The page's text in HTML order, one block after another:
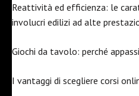
Reattività ed efficienza: le
involucri edilizi ad alte
Giochi da tavolo: perché
I vantaggi di scegliere corsi